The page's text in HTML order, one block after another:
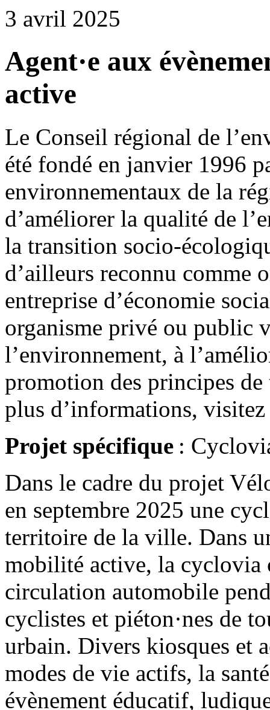
3 avril 2025
Agent·e aux
active
Le Conseil régional de
été fondé en janvier 1996
environnementaux de la
d’améliorer la qualité de
la transition socio-
d’ailleurs reconnu comme
entreprise d’économie
organisme privé ou public
l’environnement, à
promotion des principes
plus d’informations,
Projet spécifique :
Dans le cadre du projet
en septembre 2025 une
territoire de la ville. Dans
mobilité active, la cyclovia
circulation automobile
cyclistes et piéton·nes de
urbain. Divers kiosques et
modes de vie actifs, la
évènement éducatif,